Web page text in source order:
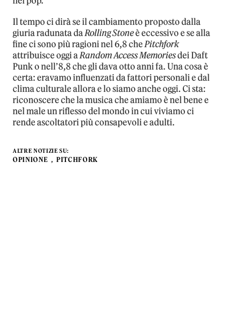
Il tempo ci dirà se il cambiamento proposto dalla
giuria radunata daRolling Stoneè eccessivo e se alla
fine ci sono più ragioni nel 6,8 chePitchfork
attribuisce oggi aRandom Access Memoriesdei Daft
Punk o nell’8,8 che gli dava otto anni fa. Una cosa è
certa: eravamo influenzati da fattori personali e dal
clima culturale allora e lo siamo anche oggi. Ci sta:
riconoscere che la musica che amiamo è nel bene e
nel male un riflesso del mondo in cui viviamo ci
rende ascoltatori più consapevoli e adulti.
ALTRE NOTIZIE SU:
OPINIONE PITCHFORK